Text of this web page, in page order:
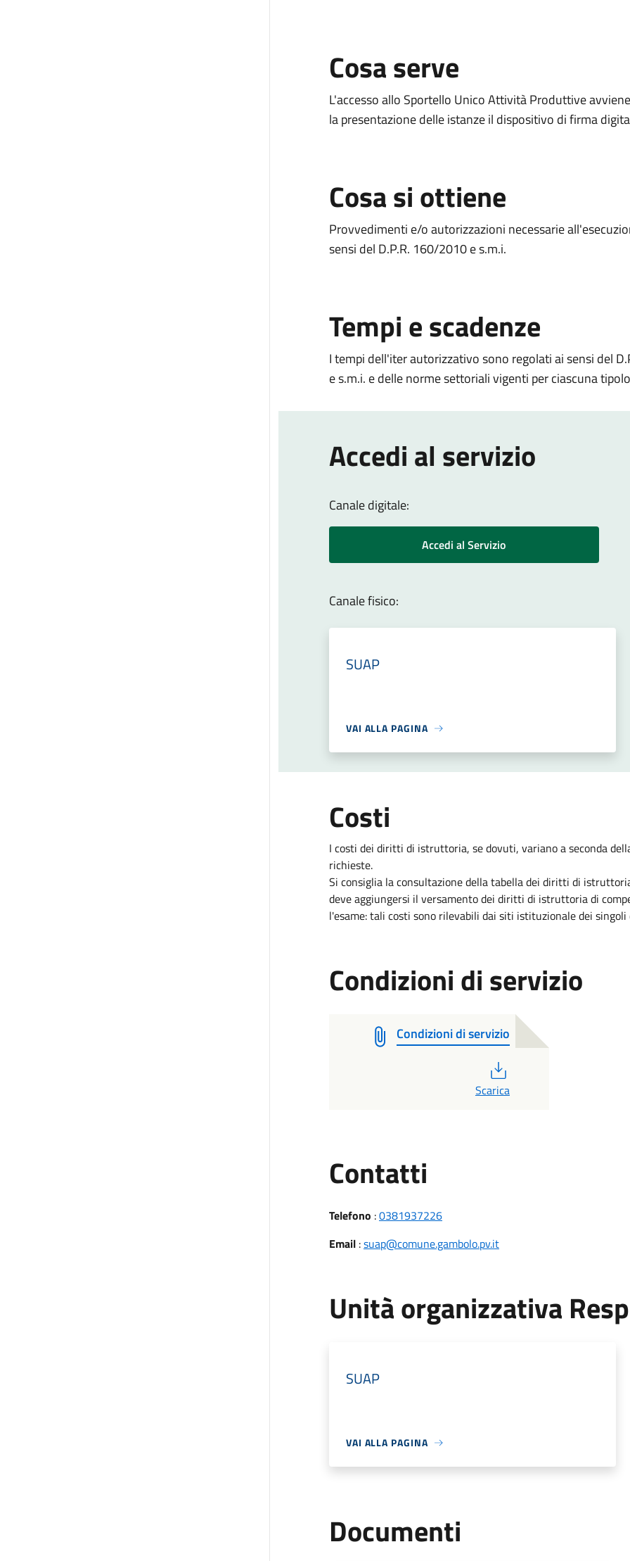
Cosa serve
L'accesso allo Sportello Unico Attività Produttive
la presentazione delle istanze il dispositivo di firma
Cosa si ottiene
Provvedimenti e/o autorizzazioni necessarie
sensi del D.P.R. 160/2010 e s.m.i.
Tempi e scadenze
I tempi dell'iter autorizzativo sono regolati ai sensi del
e s.m.i. e delle norme settoriali vigenti per ciascuna
Accedi al servizio
Canale digitale:
Accedi al Servizio
Canale fisico:
SUAP
VAI ALLA PAGINA
Costi
I costi dei diritti di istruttoria, se dovuti, variano a seconda
richieste.
Si consiglia la consultazione della tabella dei diritti di
deve aggiungersi il versamento dei diritti di istruttoria di
l'esame: tali costi sono rilevabili dai siti istituzionale dei
Condizioni di servizio
Condizioni di servizio
Scarica
Contatti
Telefono :0381937226
Email:suap@comune.gambolo.pv.it
Unità organizzativa
SUAP
VAI ALLA PAGINA
Documenti